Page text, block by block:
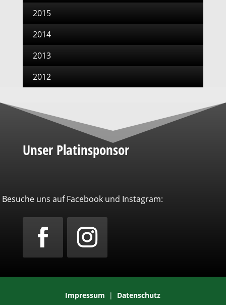
2015
2014
2013
2012
Unser Platinsponsor
Besuche uns auf Facebook und Instagram:
Impressum | Datenschutz